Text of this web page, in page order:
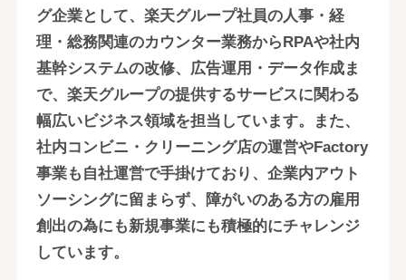
グ企業として、楽天グループ社員の人事・経
理・総務関連のカウンター業務からRPAや社内
基幹システムの改修、広告運用・データ作成ま
で、楽天グループの提供するサービスに関わる
幅広いビジネス領域を担当しています。また、
社内コンビニ・クリーニング店の運営やFactory
事業も自社運営で手掛けており、企業内アウト
ソーシングに留まらず、障がいのある方の雇用
創出の為にも新規事業にも積極的にチャレンジ
しています。